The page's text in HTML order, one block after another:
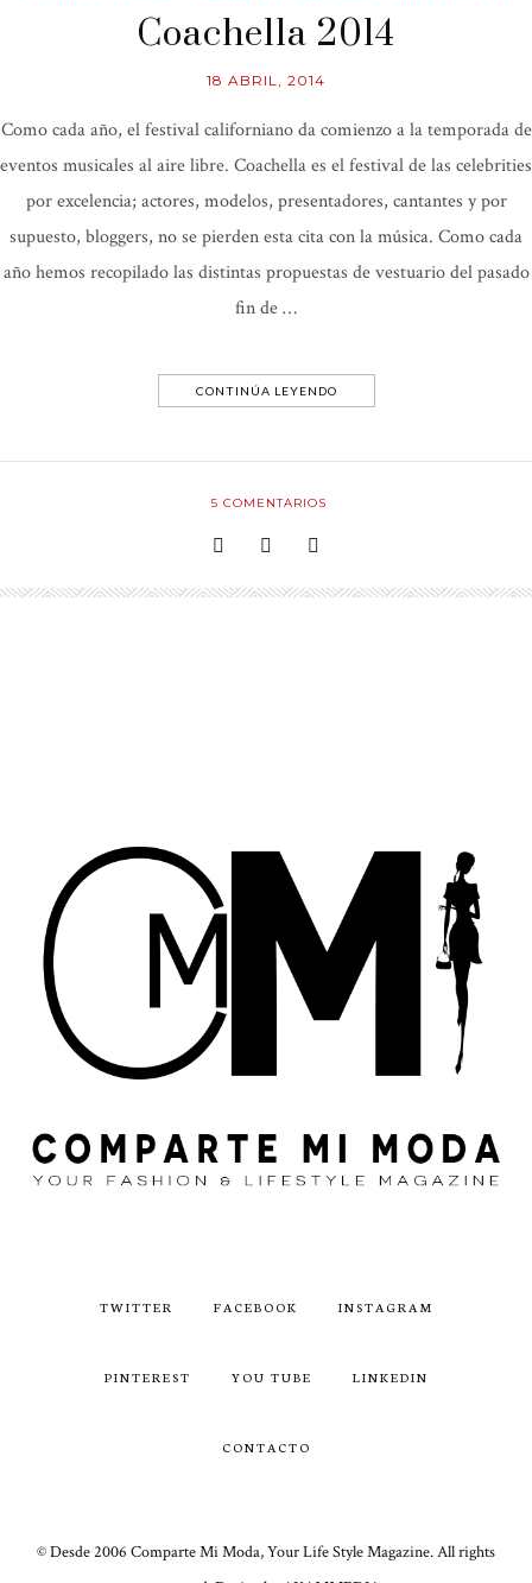
Coachella 2014
18 ABRIL, 2014
Como cada año, el festival californiano da comienzo a la temporada de
eventos musicales al aire libre. Coachella es el festival de las celebrities
por excelencia; actores, modelos, presentadores, cantantes y por
supuesto, bloggers, no se pierden esta cita con la música. Como cada
año hemos recopilado las distintas propuestas de vestuario del pasado
fin de …
CONTINÚA LEYENDO
5 COMENTARIOS
TWITTER FACEBOOK INSTAGRAM
PINTEREST YOU TUBE LINKEDIN
CONTACTO
© Desde 2006 Comparte Mi Moda, Your Life Style Magazine. All rights